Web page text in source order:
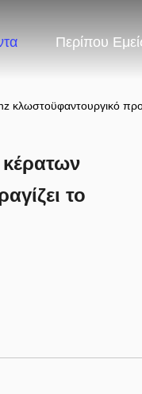
Περίπου
κλωστοϋφαντουργικό
το